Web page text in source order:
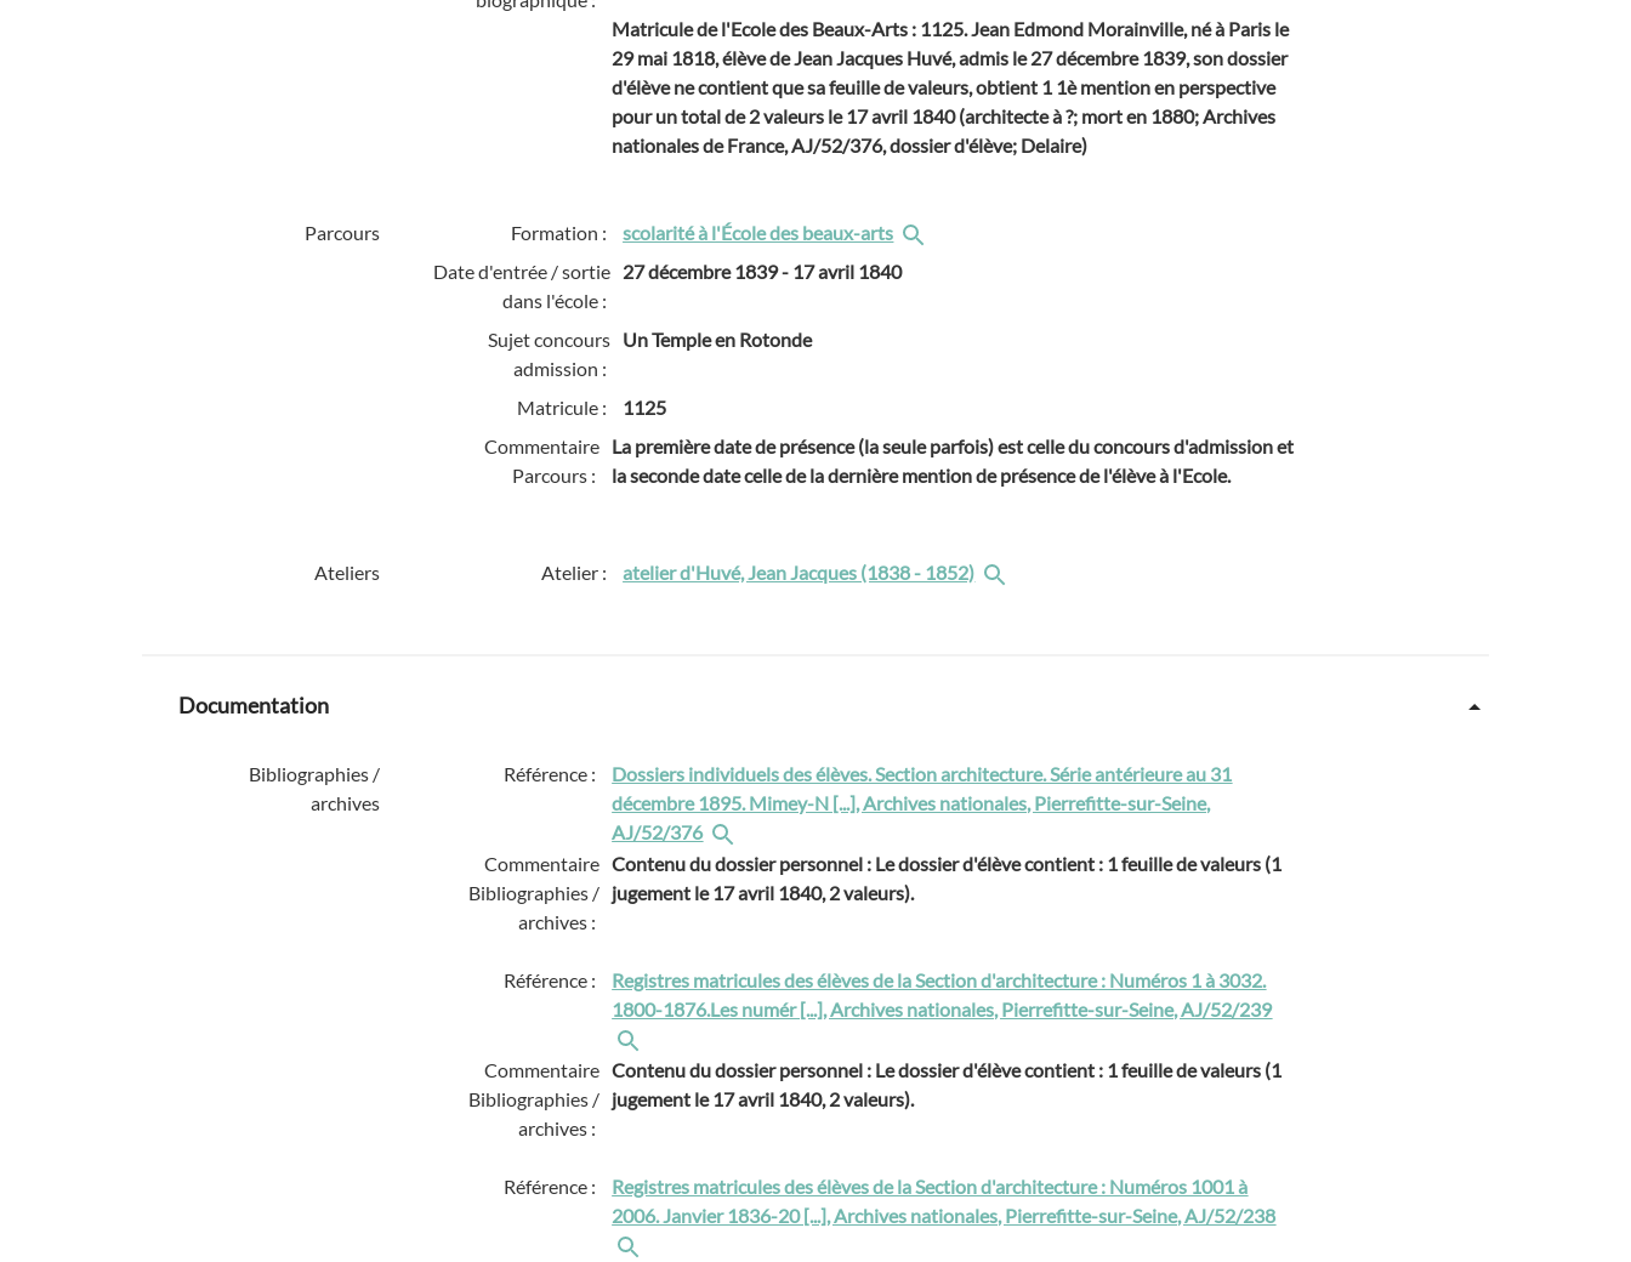
Matricule de l'Ecole des Beaux-Arts : 1125. Jean Edmond Morainville, né à Paris le
29 mai 1818, élève de Jean Jacques Huvé, admis le 27 décembre 1839, son dossier
d'élève ne contient que sa feuille de valeurs, obtient 1 1è mention en perspective
pour un total de 2 valeurs le 17 avril 1840 (architecte à ?; mort en 1880; Archives
nationales de France, AJ/52/376, dossier d'élève; Delaire)
Parcours Formation :
scolarité à l'École des beaux-arts
Date d'entrée / sortie
dans l'école :
27 décembre 1839- 17 avril 1840
Sujet concours
admission :
Un Temple en Rotonde
Matricule :
1125
Commentaire
Parcours :
La première date de présence (la seule parfois) est celle du concours d'admission et
la seconde date celle de la dernière mention de présence de l'élève à l'Ecole.
Ateliers Atelier : atelier d'Huvé, Jean Jacques (1838 - 1852)
Documentation
Bibliographies /
archives
Référence :
Dossiers individuels des élèves. Section architecture. Série antérieure au 31
décembre 1895. Mimey-N [...], Archives nationales, Pierrefitte-sur-Seine,
AJ/52/376
Commentaire
Bibliographies /
archives :
Contenu du dossier personnel : Le dossier d'élève contient : 1 feuille de valeurs (1
jugement le 17 avril 1840, 2 valeurs).
Référence :
Registres matricules des élèves de la Section d'architecture : Numéros 1 à 3032.
1800-1876.Les numér [...], Archives nationales, Pierrefitte-sur-Seine, AJ/52/239
Commentaire
Bibliographies /
archives :
Contenu du dossier personnel : Le dossier d'élève contient : 1 feuille de valeurs (1
jugement le 17 avril 1840, 2 valeurs).
Référence :
Registres matricules des élèves de la Section d'architecture : Numéros 1001 à
2006. Janvier 1836-20 [...], Archives nationales, Pierrefitte-sur-Seine, AJ/52/238